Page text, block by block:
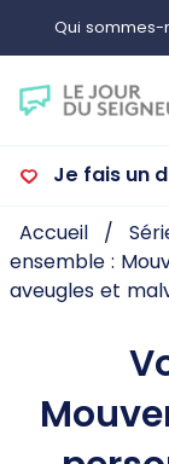
Qui sommes-
Je fais un
Accueil
ensemble :
aveugles et